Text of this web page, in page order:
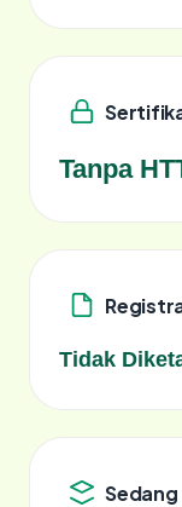
Tanpa
Tidak
Sedang